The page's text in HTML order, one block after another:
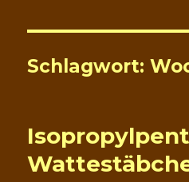
Schlagwort: